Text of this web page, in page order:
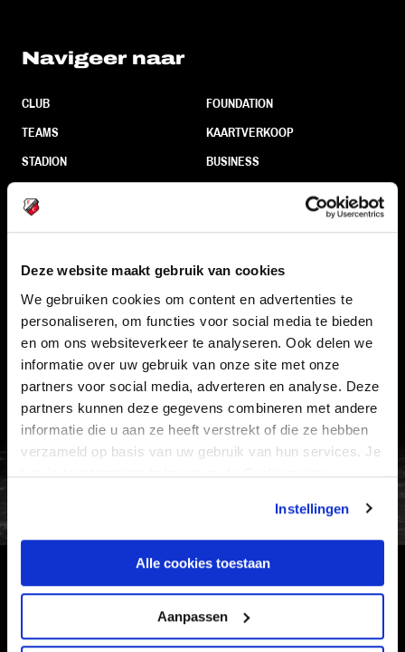
Deze website maakt gebruik van cookies
We gebruiken cookies om content en advertenties te
personaliseren, om functies voor social media te bieden
en om ons websiteverkeer te analyseren. Ook delen we
informatie over uw gebruik van onze site met onze
partners voor social media, adverteren en analyse. Deze
partners kunnen deze gegevens combineren met andere
informatie die u aan ze heeft verstrekt of die ze hebben
verzameld op basis van uw gebruik van hun services. Je
kan je toestemming beheren op de Cookiepagina.
Instellingen
Alle cookies toestaan
Aanpassen
Navigeer naar
CLUB
TEAMS
STADION
FOUNDATION
KAARTVERKOOP
BUSINESS
Informatie
VEELGESTELDE VRAGEN
CONTACT
WERKEN BIJ
VERTROUWENSPERSOON
FC Utrecht<br>vanuit<br>het
HOOFDSPONSOR